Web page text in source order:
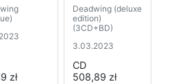
zł
Deadwing (deluxe
edition)
(3CD+BD)
3.03.2023
CD
508,89 zł